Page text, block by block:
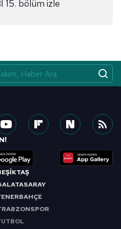
15. bölüm izle